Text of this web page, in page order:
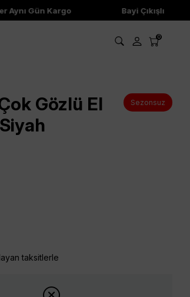
Gün Kargo Bayi Çıkışlı Ürünler
0
Gözlü El
Sezonsuz
taksitlerle